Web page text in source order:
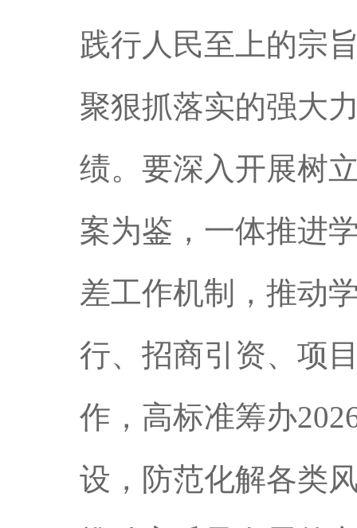
践行人民至上的宗
聚狠抓落实的强大
绩。要深入开展树
案为鉴，一体推进
差工作机制，推动
行、招商引资、项
作，高标准筹办
设，防范化解各类